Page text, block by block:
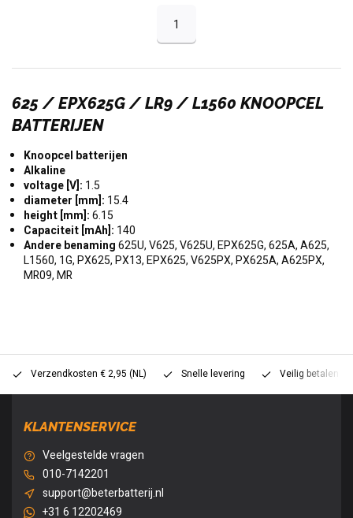
1
625 / EPX625G / LR9 / L1560 KNOOPCEL
BATTERIJEN
Knoopcel batterijen
Alkaline
voltage [V]: 1.5
diameter [mm]: 15.4
height [mm]:6.15
Capaciteit [mAh]: 140
Andere benaming625U, V625, V625U, EPX625G, 625A, A625,
L1560, 1G, PX625, PX13, EPX625, V625PX, PX625A, A625PX,
MR09, MR
Verzendkosten € 2,95 (NL) Snelle levering Veilig betalen
KLANTENSERVICE
Veelgestelde vragen
010-7142201
support@beterbatterij.nl
+31 6 12202469